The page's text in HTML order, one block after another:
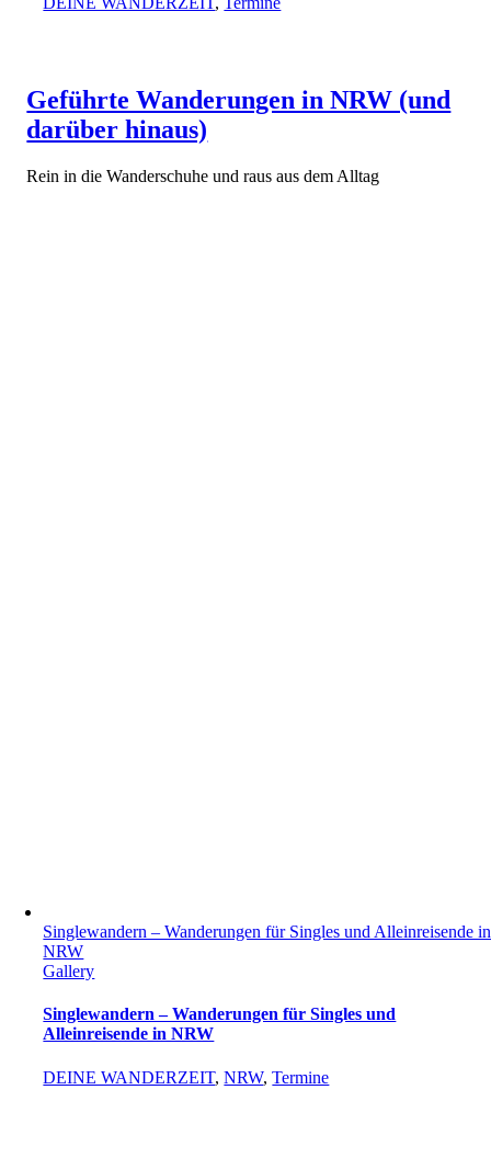
Geführte Wanderungen in NRW (und
darüber hinaus)
Rein in die Wanderschuhe und raus aus dem Alltag
Singlewandern – Wanderungen für Singles und Alleinreisende in
NRW
Gallery
Singlewandern – Wanderungen für Singles und
Alleinreisende in NRW
DEINE WANDERZEIT,NRW,Termine